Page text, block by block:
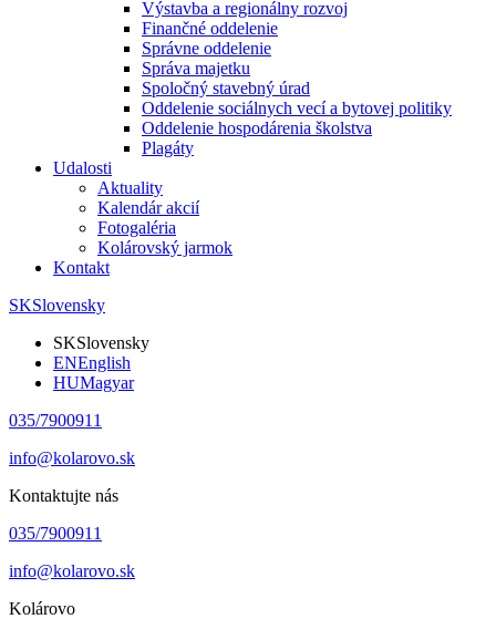
Výstavba a regionálny rozvoj
Finančné oddelenie
Správne oddelenie
Správa majetku
Spoločný stavebný úrad
Oddelenie sociálnych vecí a bytovej politiky
Oddelenie hospodárenia školstva
Plagáty
Udalosti
Aktuality
Kalendár akcií
Fotogaléria
Kolárovský jarmok
Kontakt
SKSlovensky
SKSlovensky
ENEnglish
HUMagyar
035/7900911
info@kolarovo.sk
Kontaktujte nás
035/7900911
info@kolarovo.sk
Kolárovo